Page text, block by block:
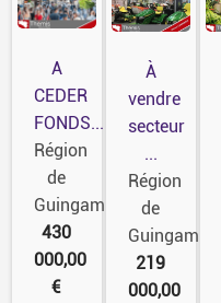
A
CEDER
FONDS...
Région
de
Guingamp
430
000,00
€
À
vendre
secteur
...
Région
de
Guingamp
219
000,00